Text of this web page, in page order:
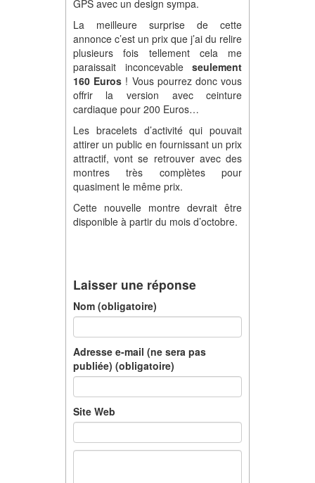
GPS avec un design sympa.
La meilleure surprise de cette
annonce c’est un prix que j’ai du relire
plusieurs fois tellement cela me
paraissait inconcevableseulement
160 Euros ! Vous pourrez donc vous
offrir la version avec ceinture
cardiaque pour 200 Euros…
Les bracelets d’activité qui pouvait
attirer un public en fournissant un prix
attractif, vont se retrouver avec des
montres très complètes pour
quasiment le même prix.
Cette nouvelle montre devrait être
disponible à partir du mois d’octobre.
Laisser une réponse
Nom (obligatoire)
Adresse e-mail (ne sera pas
publiée) (obligatoire)
Site Web